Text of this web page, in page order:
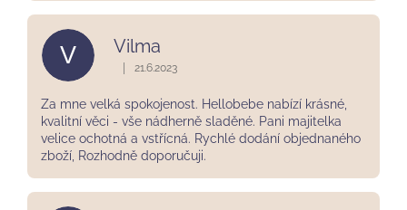
V Vilma
Hodnocení obchodu je 5 z 5 hvězdiček.
21.6.2023
Za mne velká spokojenost. Hellobebe nabízí krásné,
kvalitní věci - vše nádherně sladěné. Pani majitelka
velice ochotná a vstřícná. Rychlé dodání objednaného
zboží, Rozhodně doporučuji.